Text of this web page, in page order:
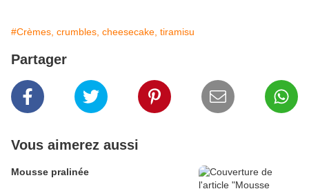
#Crèmes, crumbles, cheesecake, tiramisu
Partager
Vous aimerez aussi
Mousse pralinée